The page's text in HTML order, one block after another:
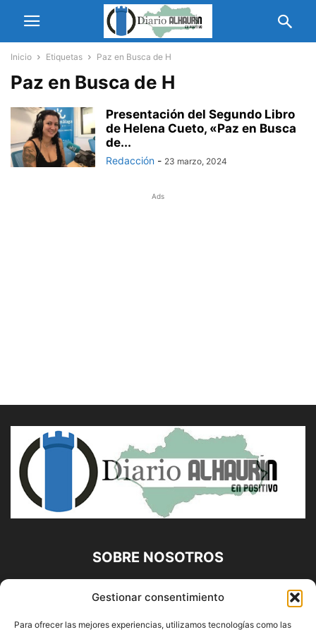
Gestionar consentimiento
Para ofrecer las mejores experiencias, utilizamos tecnologías como las
Inicio Etiquetas Paz en Busca de H
Paz en Busca de H
Presentación del Segundo Libro
de Helena Cueto, «Paz en Busca
de...
Redacción - 23 marzo, 2024
Ads
SOBRE NOSOTROS
Diario Alhaurín (www.alhaurindelatorre.com) Propiedad de
Francisco E. López López | 639 95 71 95 | Noticias de
Alhaurín de la Torre, Málaga y Provincia|